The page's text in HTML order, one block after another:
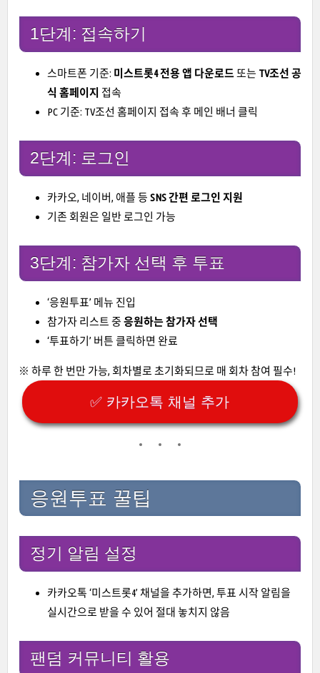
1단계: 접속하기
스마트폰 기준: 미스트롯4 전용 앱 다운로드 또는 TV조선 공
식 홈페이지 접속
PC 기준: TV조선 홈페이지 접속 후 메인 배너 클릭
2단계: 로그인
카카오, 네이버, 애플 등 SNS 간편 로그인 지원
기존 회원은 일반 로그인 가능
3단계: 참가자 선택 후 투표
‘응원투표’ 메뉴 진입
참가자 리스트 중 응원하는 참가자 선택
‘투표하기’ 버튼 클릭하면 완료
※ 하루 한 번만 가능, 회차별로 초기화되므로 매 회차 참여 필수!
✅ 카카오톡 채널 추가
응원투표 꿀팁
정기 알림 설정
카카오톡 ‘미스트롯4’ 채널을 추가하면, 투표 시작 알림을
실시간으로 받을 수 있어 절대 놓치지 않음
팬덤 커뮤니티 활용